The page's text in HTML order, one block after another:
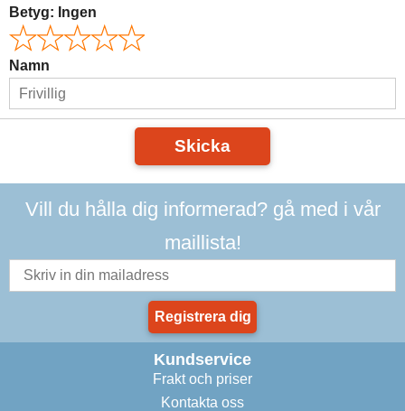
Betyg: Ingen
Namn
Skicka
Vill du hålla dig informerad? gå med i vår
maillista!
Registrera dig
Kundservice
Frakt och priser
Kontakta oss